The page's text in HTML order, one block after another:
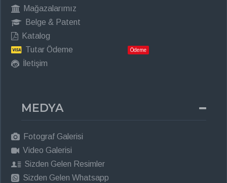
Mağazalarımız
Belge & Patent
Katalog
Tutar Ödeme
Ödeme
İletişim
MEDYA
Fotograf Galerisi
Video Galerisi
Sizden Gelen Resimler
Sizden Gelen Whatsapp